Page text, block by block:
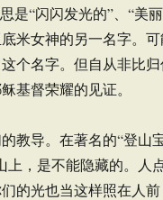
是“闪闪发光的”、“美
米女神的另一名字。
个名字。但自从非比
基督荣耀的见证。
教导。在著名的“登山
上，是不能隐藏的。人
的光也当这样照在人